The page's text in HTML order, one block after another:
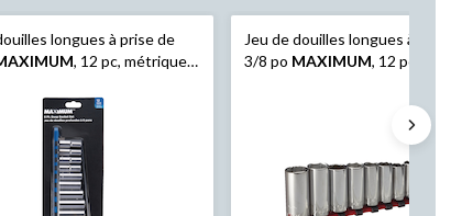
longues à prise de
, 12 pc, métrique,
Jeu de douilles longues à prise
3/8 po MAXIMUM, 12 pc, SAE,